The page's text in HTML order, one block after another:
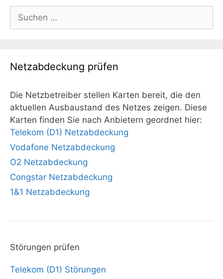
Suchen
nach:
Netzabdeckung prüfen
Die Netzbetreiber stellen Karten bereit, die den
aktuellen Ausbaustand des Netzes zeigen. Diese
Karten finden Sie nach Anbietern geordnet hier:
Telekom (D1) Netzabdeckung
Vodafone Netzabdeckung
O2 Netzabdeckung
Congstar Netzabdeckung
1&1 Netzabdeckung
Störungen prüfen
Telekom (D1) Störungen